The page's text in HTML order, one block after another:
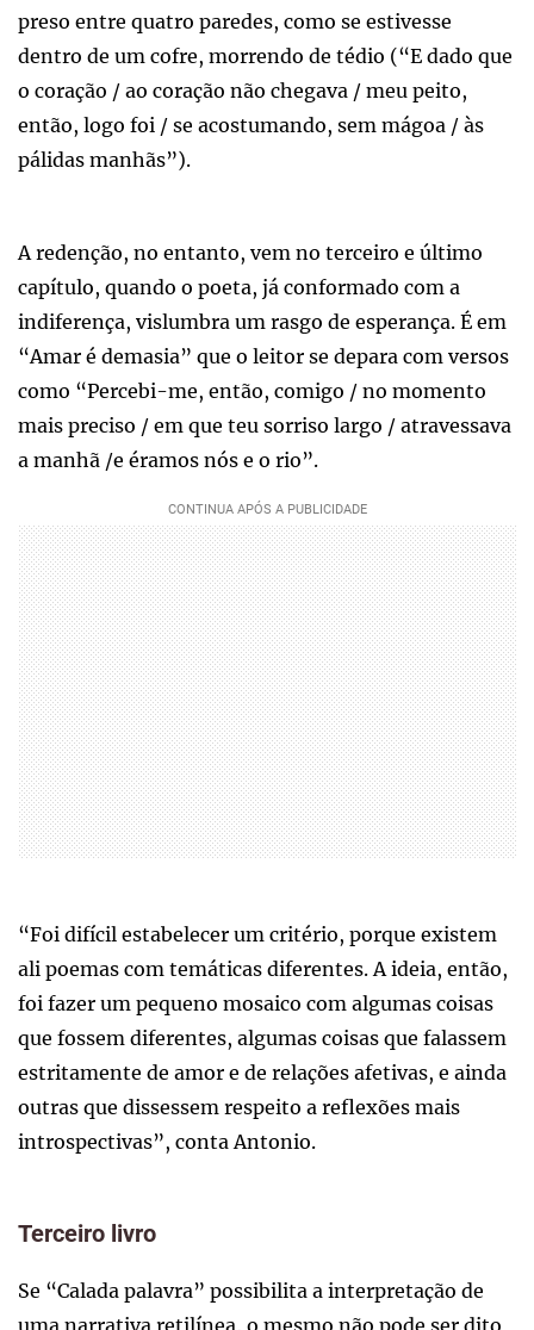
preso entre quatro paredes, como se estivesse
dentro de um cofre, morrendo de tédio (“E dado que
o coração / ao coração não chegava / meu peito,
então, logo foi / se acostumando, sem mágoa / às
pálidas manhãs”).
A redenção, no entanto, vem no terceiro e último
capítulo, quando o poeta, já conformado com a
indiferença, vislumbra um rasgo de esperança. É em
“Amar é demasia” que o leitor se depara com versos
como “Percebi-me, então, comigo / no momento
mais preciso / em que teu sorriso largo / atravessava
a manhã /e éramos nós e o rio”.
“Foi difícil estabelecer um critério, porque existem
ali poemas com temáticas diferentes. A ideia, então,
foi fazer um pequeno mosaico com algumas coisas
que fossem diferentes, algumas coisas que falassem
estritamente de amor e de relações afetivas, e ainda
outras que dissessem respeito a reflexões mais
introspectivas”, conta Antonio.
Terceiro livro
Se “Calada palavra” possibilita a interpretação de
uma narrativa retilínea, o mesmo não pode ser dito